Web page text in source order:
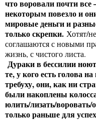
что воровали почти все
некоторым повезло и
мировые деньги и
только скрепки. Хотят/
соглашаются с новыми
жизнь, с чистого листа.
Дураки в бессилии
те, у кого есть голова
требуху, они, как ни
были накоплены
юлить/лизать/воровать/
только раньше для